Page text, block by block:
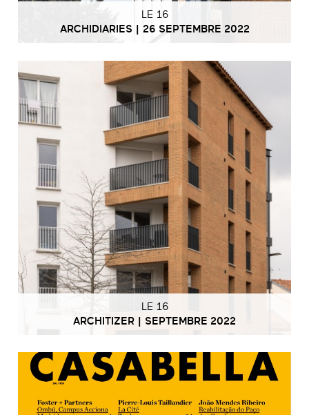
LE 16
ARCHIDIARIES | 26 SEPTEMBRE 2022
LE 16
ARCHITIZER | SEPTEMBRE 2022